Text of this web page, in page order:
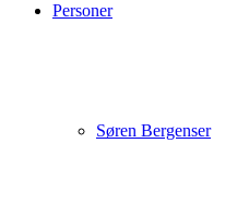
Personer
Søren Bergenser